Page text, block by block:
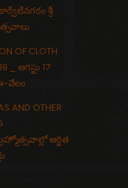
శ్రీ
OF CLOTH
_ ఆగస్టు 17
వేలం
AND OTHER
ఆర్జిత